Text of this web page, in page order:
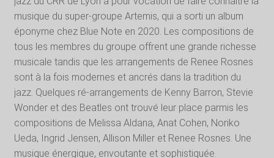
musique du super-groupe Artemis, qui a sorti un album
éponyme chez Blue Note en 2020. Les compositions de
tous les membres du groupe offrent une grande richesse
musicale tandis que les arrangements de Renee Rosnes
sont à la fois modernes et ancrés dans la tradition du
jazz. Quelques ré-arrangements de Kenny Barron, Stevie
Wonder et des Beatles ont trouvé leur place parmis les
compositions de Melissa Aldana, Anat Cohen, Noriko
Ueda, Ingrid Jensen, Allison Miller et Renee Rosnes. Une
musique énergique, envoutante et sophistiquée.